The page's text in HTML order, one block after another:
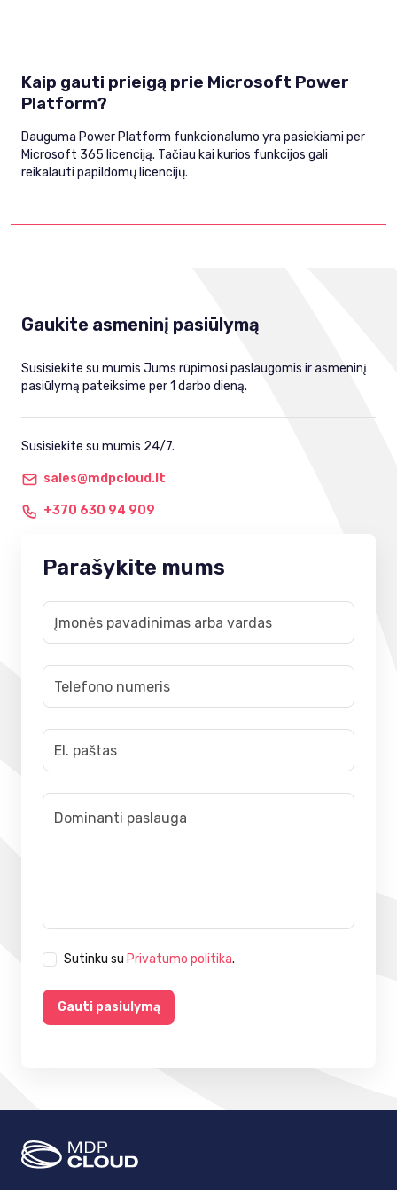
Kaip gauti prieigą prie Microsoft Power
Platform?
Dauguma Power Platform funkcionalumo yra pasiekiami per
Microsoft 365 licenciją. Tačiau kai kurios funkcijos gali
reikalauti papildomų licencijų.
Gaukite asmeninį pasiūlymą
Susisiekite su mumis Jums rūpimosi paslaugomis ir asmeninį
pasiūlymą pateiksime per 1 darbo dieną.
Susisiekite su mumis 24/7.
sales@mdpcloud.lt
+370 630 94 909
Parašykite mums
Sutinku su Privatumo politika.
Gauti pasiulymą